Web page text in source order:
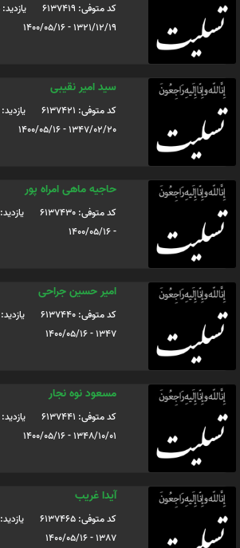
کد متوفی: 6137419
یازدید: 265
1321/12/19 - 1400/05/16
سید امیر نقیبی
کد متوفی: 6137421
یازدید: 73
1347/02/20 - 1400/05/16
حاجیه ماهی امراه پور
کد متوفی: 6137430
یازدید: 153
- 1400/05/16
امیر حسین جراحی
کد متوفی: 6137440
یازدید: 543
1347 - 1400/05/16
مسعود نوه نجار
کد متوفی: 6137441
یازدید: 506
1348/10/01 - 1400/05/16
آیدا غریب
کد متوفی: 6137465
یازدید: 382
1387 - 1400/05/16